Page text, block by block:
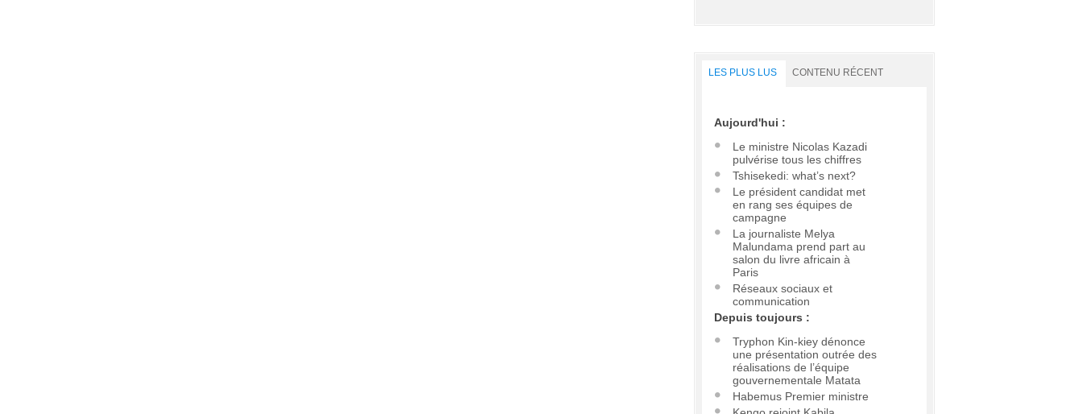
LES PLUS LUS CONTENU RÉCENT
Aujourd'hui :
Le ministre Nicolas Kazadi
pulvérise tous les chiffres
Tshisekedi: what’s next?
Le président candidat met
en rang ses équipes de
campagne
La journaliste Melya
Malundama prend part au
salon du livre africain à
Paris
Réseaux sociaux et
communication
Depuis toujours :
Tryphon Kin-kiey dénonce
une présentation outrée des
réalisations de l’équipe
gouvernementale Matata
Habemus Premier ministre